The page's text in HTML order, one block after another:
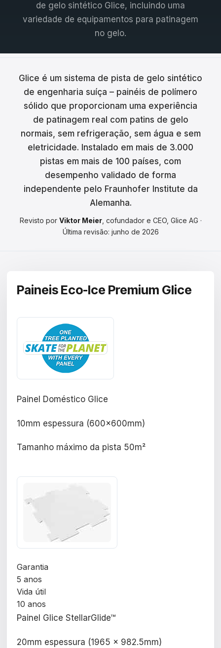
Español
Dansk
Svenska
Suomi
Čeština
Magyar
Română
中文
Slovenčina
Türkçe
de gelo sintético Glice, incluindo uma
variedade de equipamentos para patinagem
no gelo.
Glice é um sistema de pista de gelo sintético
de engenharia suíça – painéis de polímero
sólido que proporcionam uma experiência
de patinagem real com patins de gelo
normais, sem refrigeração, sem água e sem
eletricidade. Instalado em mais de 3.000
pistas em mais de 100 países, com
desempenho validado de forma
independente pelo Fraunhofer Institute da
Alemanha.
Revisto por Viktor Meier, cofundador e CEO, Glice AG ·
Última revisão: junho de 2026
Paineis Eco-Ice Premium Glice
Painel Doméstico Glice
10mm espessura (600x600mm)
Tamanho máximo da pista 50m²
Garantia
5 anos
Vida útil
10 anos
Painel Glice StellarGlide™
20mm espessura (1965 x 982.5mm)